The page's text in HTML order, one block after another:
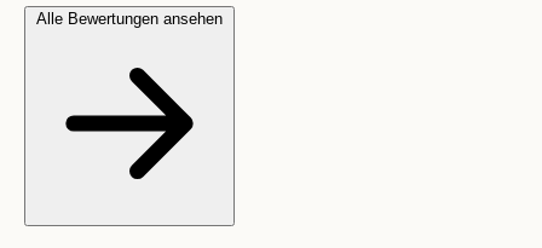
Alle Bewertungen ansehen